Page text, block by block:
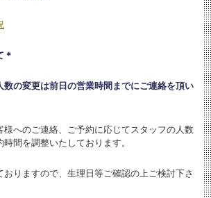
＊
数の変更は前日の営業時間までにご連絡を頂い
様へのご連絡、ご予約に応じてスタッフの人数
間を調整いたしております。
おりますので、生理日等ご確認の上ご検討下さ